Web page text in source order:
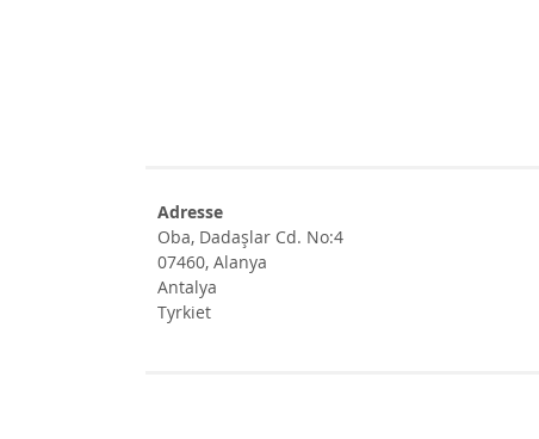
Adresse
Oba, Dadaşlar Cd. No:4
07460, Alanya
Antalya
Tyrkiet